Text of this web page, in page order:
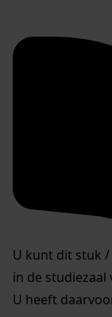
U kunt dit stuk
in de studiezaal
U heeft